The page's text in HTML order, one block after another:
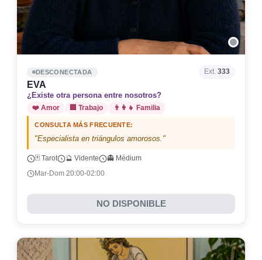
DESCONECTADA
EVA
¿Existe otra persona entre nosotros?
Ext. 333
❤️ Amor 🏢 Trabajo 👨‍👩‍👧 Familia
CONSULTA MÁS FRECUENTE:
"Especialista en triángulos amorosos."
🃏 Tarot 🔮 Vidente
👻 Médium
Mar-Dom 20:00-02:00
NO DISPONIBLE